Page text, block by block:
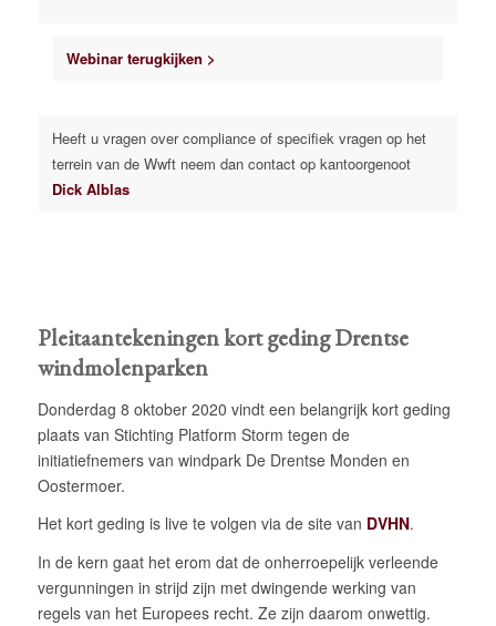
Webinar terugkijken >
Heeft u vragen over compliance of specifiek vragen op het
terrein van de Wwft neem dan contact op kantoorgenoot
Dick Alblas
Pleitaantekeningen kort geding Drentse
windmolenparken
Donderdag 8 oktober 2020 vindt een belangrijk kort geding
plaats van Stichting Platform Storm tegen de
initiatiefnemers van windpark De Drentse Monden en
Oostermoer.
Het kort geding is live te volgen via de site van DVHN.
In de kern gaat het erom dat de onherroepelijk verleende
vergunningen in strijd zijn met dwingende werking van
regels van het Europees recht. Ze zijn daarom onwettig.